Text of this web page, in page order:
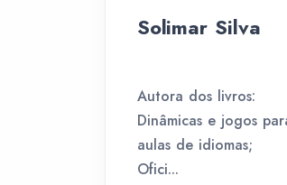
Solimar Silva
Autora dos livros:
Dinâmicas e jogos
aulas de idiomas;
Ofici...